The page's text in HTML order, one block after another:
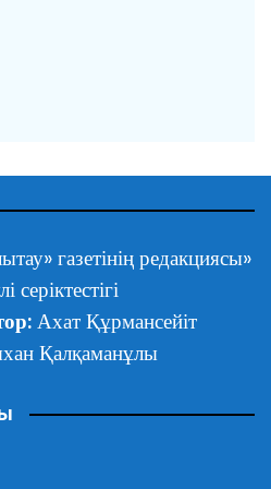
газетінің редакциясы»
серіктестігі
Ахат Құрмансейіт
Қалқаманұлы